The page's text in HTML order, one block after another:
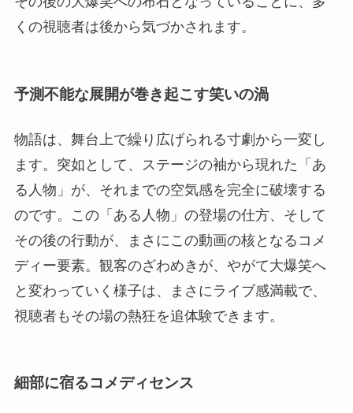
くの視聴者は後から気づかされます。
予測不能な展開が巻き起こす笑いの渦
物語は、舞台上で繰り広げられる寸劇から一変し
ます。突如として、ステージの袖から現れた「あ
る人物」が、それまでの空気感を完全に破壊する
のです。この「ある人物」の登場の仕方、そして
その後の行動が、まさにこの動画の核となるコメ
ディー要素。観客のざわめきが、やがて大爆笑へ
と変わっていく様子は、まさにライブ感満載で、
視聴者もその場の熱狂を追体験できます。
細部に宿るコメディセンス